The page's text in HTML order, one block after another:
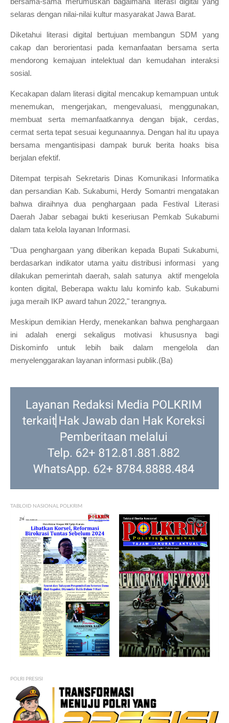
selaras dengan nilai-nilai kultur masyarakat Jawa Barat.
Diketahui literasi digital bertujuan membangun SDM yang
cakap dan berorientasi pada kemanfaatan bersama serta
mendorong kemajuan intelektual dan kemudahan interaksi
sosial.
Kecakapan dalam literasi digital mencakup kemampuan untuk
menemukan, mengerjakan, mengevaluasi, menggunakan,
membuat serta memanfaatkannya dengan bijak, cerdas,
cermat serta tepat sesuai kegunaannya. Dengan hal itu upaya
bersama mengantisipasi dampak buruk berita hoaks bisa
berjalan efektif.
Ditempat terpisah Sekretaris Dinas Komunikasi Informatika
dan persandian Kab. Sukabumi, Herdy Somantri mengatakan
bahwa diraihnya dua penghargaan pada Festival Literasi
Daerah Jabar sebagai bukti keseriusan Pemkab Sukabumi
dalam tata kelola Iayanan Informasi.
"Dua penghargaan yang diberikan kepada Bupati Sukabumi,
berdasarkan indikator utama yaitu distribusi informasi yang
dilakukan pemerintah daerah, salah satunya aktif mengelola
konten digital, Beberapa waktu lalu kominfo kab. Sukabumi
juga meraih IKP award tahun 2022," terangnya.
Meskipun demikian Herdy, menekankan bahwa penghargaan
ini adalah energi sekaligus motivasi khususnya bagi
Diskominfo untuk lebih baik dalam mengelola dan
menyelenggarakan layanan informasi publik.(Ba)
TABLOID NASIONAL POLKRIM
POLRI PRESISI